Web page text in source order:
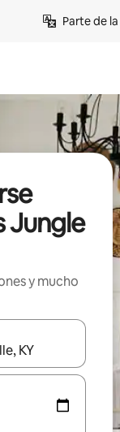
Parte de
Jungle
y mucho
navegá con las